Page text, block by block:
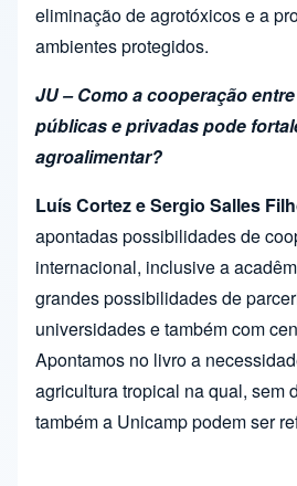
eliminação de agrotóxicos e a
ambientes protegidos.
JU – Como a cooperação
públicas e privadas pode
agroalimentar?
Luís Cortez e Sergio Salles
apontadas possibilidades de
internacional, inclusive a
grandes possibilidades de
universidades e também com
Apontamos no livro a
agricultura tropical na qual, sem
também a Unicamp podem ser